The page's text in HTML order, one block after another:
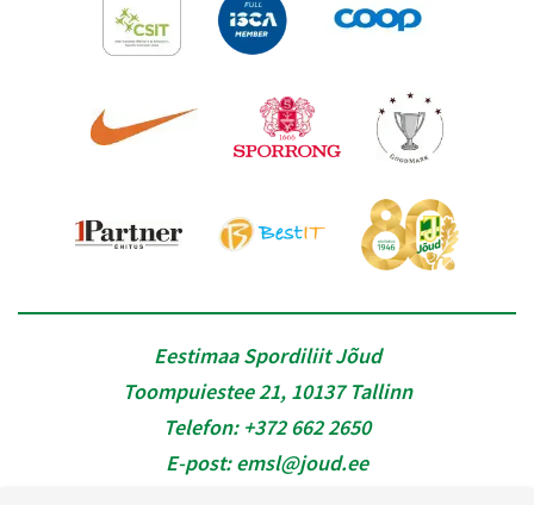
Eestimaa Spordiliit Jõud
Toompuiestee 21, 10137 Tallinn
Telefon: +372 662 2650
E-post:emsl@joud.ee